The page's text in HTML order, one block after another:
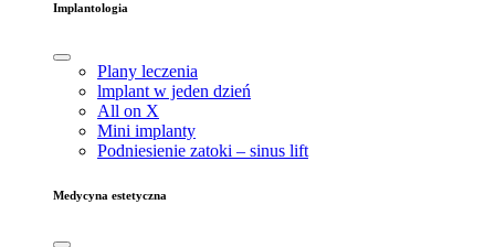
Implantologia
Plany leczenia
lmplant w jeden dzień
All on X
Mini implanty
Podniesienie zatoki – sinus lift
Medycyna estetyczna